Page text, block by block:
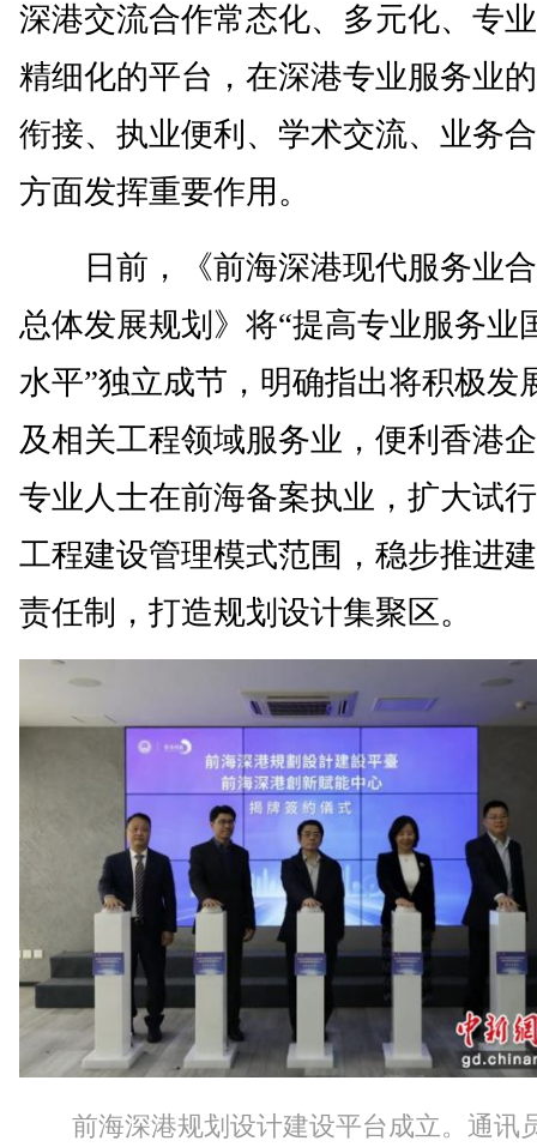
深港交流合作常态化、多元化、专
精细化的平台，在深港专业服务业
衔接、执业便利、学术交流、业务
方面发挥重要作用。
日前，《前海深港现代服务业
总体发展规划》将“提高专业服务业
水平”独立成节，明确指出将积极发
及相关工程领域服务业，便利香港
专业人士在前海备案执业，扩大试
工程建设管理模式范围，稳步推进
责任制，打造规划设计集聚区。
前海深港规划设计建设平台成立。通讯